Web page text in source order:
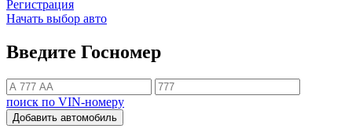
Регистрация
Начать выбор авто
Введите Госномер
поиск по VIN-номеру
Добавить автомобиль